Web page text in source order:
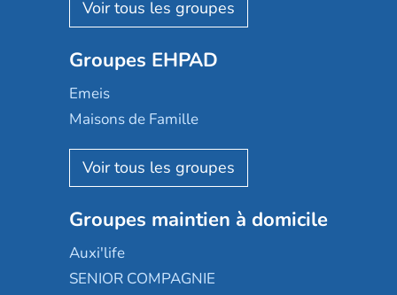
Les Résidentiels
Mobicap
Domusvi
Happy Senior
Aquarelia
Nexity edenea
Les jardins d'Arcadie
Occitalia
Appartseniors
Groupes EHPAD
Emeis
Maisons de Famille
Korian
Emera
Groupe SOS
Le Noble Âge
Almage
Groupes maintien à domicile
Auxi'life
SENIOR COMPAGNIE